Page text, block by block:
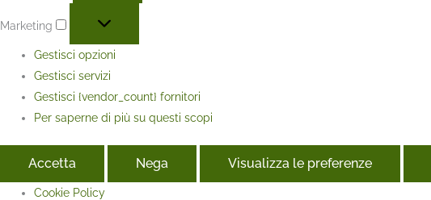
Marketing
Gestisci opzioni
Gestisci servizi
Gestisci {vendor_count} fornitori
Per saperne di più su questi scopi
Accetta Nega Visualizza le preferenze
Cookie Policy